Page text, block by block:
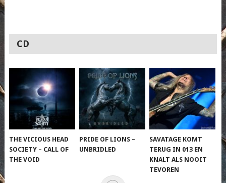
CD
THE VICIOUS HEAD
SOCIETY – CALL OF
THE VOID
PRIDE OF LIONS –
UNBRIDLED
SAVATAGE KOMT
TERUG IN 013 EN
KNALT ALS NOOIT
TEVOREN